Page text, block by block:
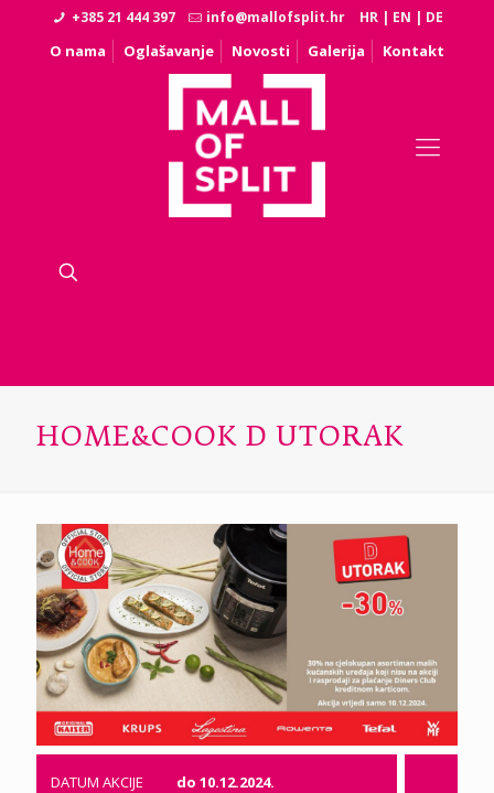
+385 21 444 397 info@mallofsplit.hr HR | EN | DE
O nama Oglašavanje Novosti Galerija Kontakt
HOME&COOK D UTORAK
DATUM AKCIJE do 10.12.2024.